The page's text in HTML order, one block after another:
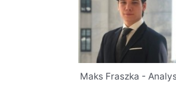
Maks Fraszka -